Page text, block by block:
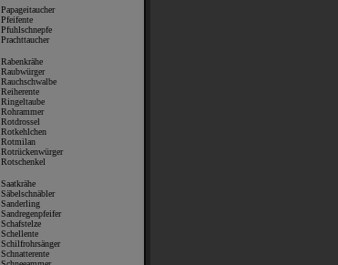
Papageitaucher
Pfeifente
Pfuhlschnepfe
Prachttaucher
Rabenkrähe
Raubwürger
Rauchschwalbe
Reiherente
Ringeltaube
Rohrammer
Rotdrossel
Rotkehlchen
Rotmilan
Rotrückenwürger
Rotschenkel
Saatkrähe
Säbelschnäbler
Sanderling
Sandregenpfeifer
Schafstelze
Schellente
Schilfrohrsänger
Schnatterente